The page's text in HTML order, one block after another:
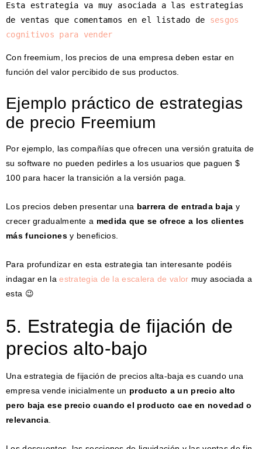
Esta estrategia va muy asociada a las estrategias
de ventas que comentamos en el listado de sesgos
cognitivos para vender
Con freemium, los precios de una empresa deben estar en
función del valor percibido de sus productos.
Ejemplo práctico de estrategias
de precio Freemium
Por ejemplo, las compañías que ofrecen una versión gratuita de
su software no pueden pedirles a los usuarios que paguen $
100 para hacer la transición a la versión paga.
Los precios deben presentar una barrera de entrada baja y
crecer gradualmente a medida que se ofrece a los clientes
más funcionesy beneficios.
Para profundizar en esta estrategia tan interesante podéis
indagar en laestrategia de la escalera de valor muy asociada a
esta 😉
5. Estrategia de fijación de
precios alto-bajo
Una estrategia de fijación de precios alta-baja es cuando una
empresa vende inicialmente un producto a un precio alto
pero baja ese precio cuando el producto cae en novedad o
relevancia